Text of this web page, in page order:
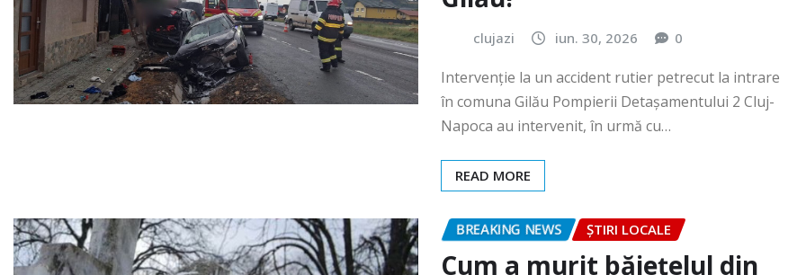
în comuna Gilău Pompierii Detașamentului 2 Cluj-
Napoca au intervenit, în urmă cu…
READ MORE
BREAKING NEWS
Cum a murit băiețelul din
Vultureni? Era cu tatăl în
cimitir